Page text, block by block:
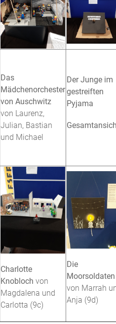
Das
Mädchenorchester
von Auschwitz
von Laurenz,
Julian, Bastian
und Michael
Der Junge im
gestreiften
Pyjama
Charlotte
Knobloch von
Magdalena und
Carlotta (9c)
Die
Moorsoldaten
von Marrah
Anja (9d)